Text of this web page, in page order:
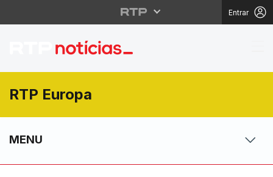
Entrar
Ilaria Salis,
RTP Europa
MENU